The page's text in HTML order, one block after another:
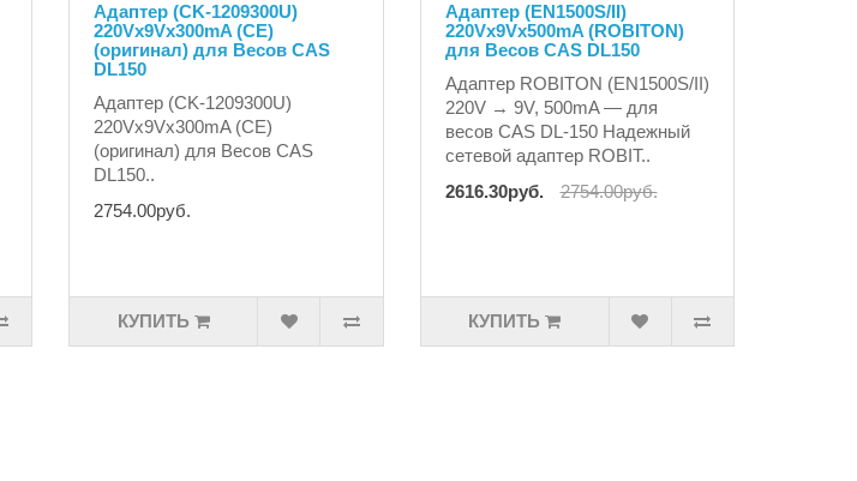
Адаптер (CK-1209300U)
220Vx9Vx300mA (CE)
(оригинал) для Весов CAS
DL150
Адаптер (CK-1209300U)
220Vx9Vx300mA (CE)
(оригинал) для Весов CAS
DL150..
2754.00руб.
КУПИТЬ
Адаптер (EN1500S/II)
220Vx9Vx500mA (ROBITON)
для Весов CAS DL150
Адаптер ROBITON (EN1500S/II)
220V → 9V, 500mA — для
весов CAS DL-150 Надежный
сетевой адаптер ROBIT..
2616.30руб.
2754.00руб.
КУПИТЬ